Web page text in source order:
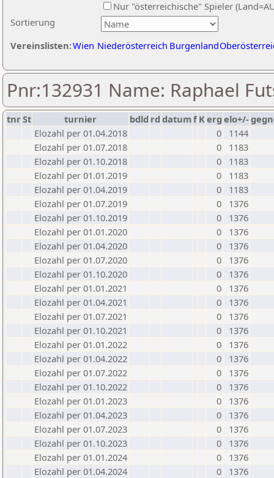
Sortierung
Nur "österreichische" Spieler
Vereinslisten:Wien Niederösterreich Burgenland
Pnr:132931 Name: Raphael
tnrSt turnier bdld rd datumf Kerg elo+/-
Elozahl per 01.04.2018
0
1144
Elozahl per 01.07.2018
0
1183
Elozahl per 01.10.2018
0
1183
Elozahl per 01.01.2019
0
1183
Elozahl per 01.04.2019
0
1183
Elozahl per 01.07.2019
0
1376
Elozahl per 01.10.2019
0
1376
Elozahl per 01.01.2020
0
1376
Elozahl per 01.04.2020
0
1376
Elozahl per 01.07.2020
0
1376
Elozahl per 01.10.2020
0
1376
Elozahl per 01.01.2021
0
1376
Elozahl per 01.04.2021
0
1376
Elozahl per 01.07.2021
0
1376
Elozahl per 01.10.2021
0
1376
Elozahl per 01.01.2022
0
1376
Elozahl per 01.04.2022
0
1376
Elozahl per 01.07.2022
0
1376
Elozahl per 01.10.2022
0
1376
Elozahl per 01.01.2023
0
1376
Elozahl per 01.04.2023
0
1376
Elozahl per 01.07.2023
0
1376
Elozahl per 01.10.2023
0
1376
Elozahl per 01.01.2024
0
1376
Elozahl per 01.04.2024
0
1376